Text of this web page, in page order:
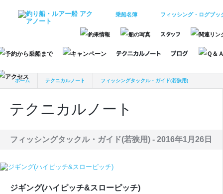
乗船名簿 フィッシング・ログブッ
ホーム テクニカルノート フィッシングタックル・ガイド(若狭用)
テクニカルノート
フィッシングタックル・ガイド(若狭用) - 2016年1月26日
ジギング(ハイピッチ&スローピッチ)